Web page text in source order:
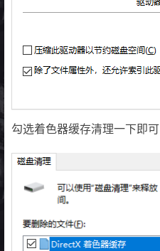
勾选着色器缓存清理一下即可